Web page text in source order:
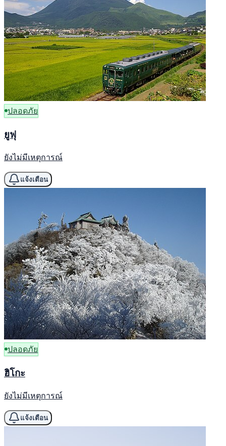
ปลอดภัย
ยูฟุ
ยังไม่มีเหตุการณ์
แจ้งเตือน
ปลอดภัย
ฮิโกะ
ยังไม่มีเหตุการณ์
แจ้งเตือน